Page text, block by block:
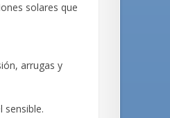
solares que
arrugas y
sensible.